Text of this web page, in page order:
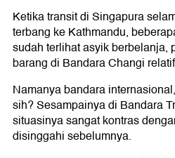
Ketika transit di Singapura
terbang ke Kathmandu,
sudah terlihat asyik berbelanja,
barang di Bandara Changi
Namanya bandara
sih? Sesampainya di Bandara
situasinya sangat kontras
disinggahi sebelumnya.